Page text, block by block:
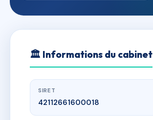
🏛 Informations du cabinet
SIRET
42112661600018